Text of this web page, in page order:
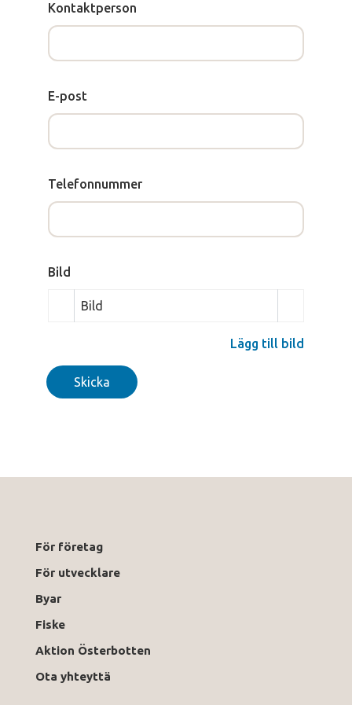
Kontaktperson
E-post
Telefonnummer
Bild
Bild
Lägg till bild
För företag
För utvecklare
Byar
Fiske
Aktion Österbotten
Ota yhteyttä